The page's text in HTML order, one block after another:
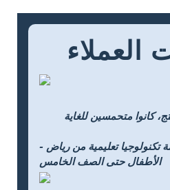
العملاء
كانوا متحمسين للغاية
- أمينة مكتبة ومعلمة تكنولوجيا تعليمية من رياض
الأطفال حتى الصف الخامس